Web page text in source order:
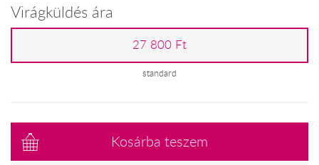
Virágküldés ára
27 800 Ft
standard
Kosárba teszem